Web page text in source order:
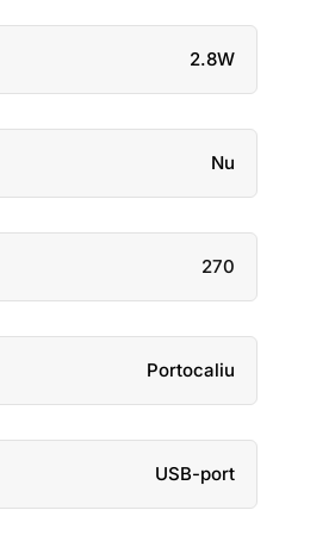
2.8W
Nu
270
Portocaliu
USB-port